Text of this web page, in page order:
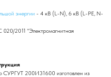
энергии - 4 кВ (L-N), 6 кВ (L-PE, N-
020/2011 "Электромагнитная
СУРГУТ 200И31600 изготовлен из